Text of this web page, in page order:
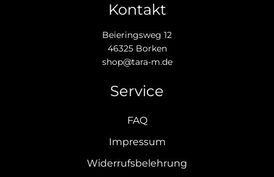
Kontakt
Beieringsweg 12
46325 Borken
shop@tara-m.de
Service
FAQ
Impressum
Widerrufsbelehrung